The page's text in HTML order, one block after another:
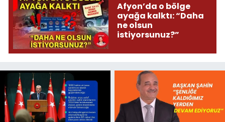
Afyon’da o bölge
ayağa kalktı: “Daha
ne olsun
istiyorsunuz?”